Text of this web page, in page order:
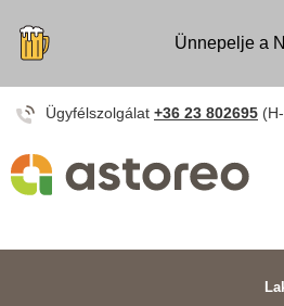
Ünnepelje a
Ügyfélszolgálat +36 23 802695